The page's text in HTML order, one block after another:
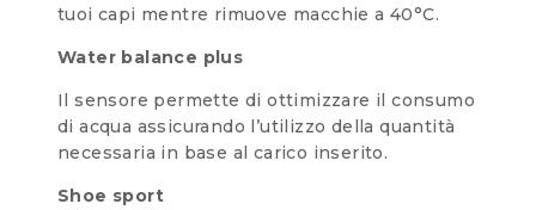
tuoi capi mentre rimuove macchie a 40°C.
Water balance plus
Il sensore permette di ottimizzare il consumo
di acqua assicurando l’utilizzo della quantità
necessaria in base al carico inserito.
Shoe sport